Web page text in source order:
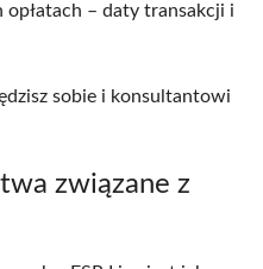
– daty transakcji i
sobie i konsultantowi
związane z